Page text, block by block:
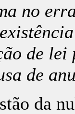
no
de lei
de
da